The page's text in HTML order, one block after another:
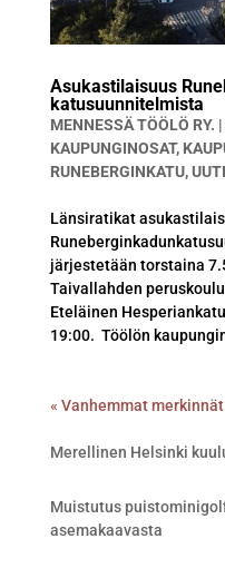
Asukastilaisuus
katusuunnitelmista
MENNESSÄTÖÖLÖ RY. |
KAUPUNGINOSAT,
RUNEBERGINKATU,
Länsiratikat
järjestetään torstaina
Taivallahden
Eteläinen
19:00. Töölön
« Vanhemmat merkinnät
Merellinen Helsinki
Muistutus
asemakaavasta